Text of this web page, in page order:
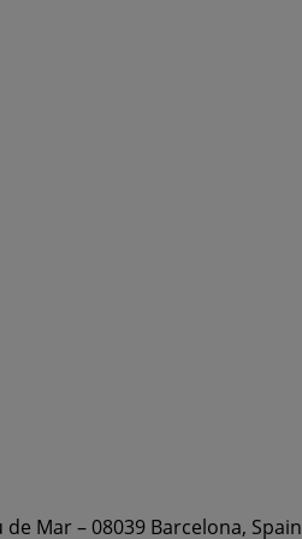
Mar – 08039 Barcelona, Spain